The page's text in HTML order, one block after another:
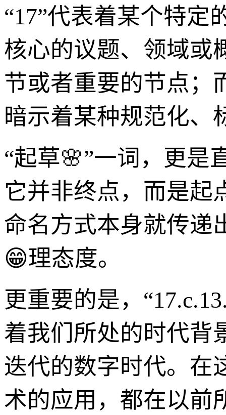
“17”代表着某个特定
核心的议题、领域或
节或者重要的节点；
暗示着某种规范化、
“起草🌸”一词，更
它并非终点，而是起
命名方式本身就传递
😁理态度。
更重要的是，
着我们所处的时代背
迭代的数字时代。在
术的应用，都在以前